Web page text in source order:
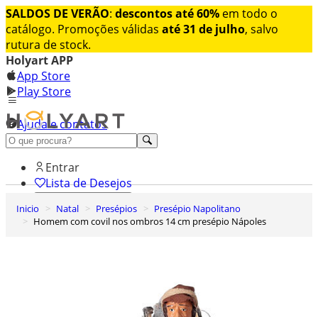
SALDOS DE VERÃO: descontos até 60% em todo o
catálogo. Promoções válidas até 31 de julho, salvo
rutura de stock.
Holyart APP
App Store
Play Store
Ajuda e contatos
Conheça premium
Entrar
Lista de Desejos
Carrinho de Compras
Inicio Natal Presépios
Presépio Napolitano
Homem com covil nos ombros 14 cm presépio Nápoles